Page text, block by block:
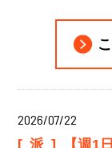
2026/07/22
[派]
【週1